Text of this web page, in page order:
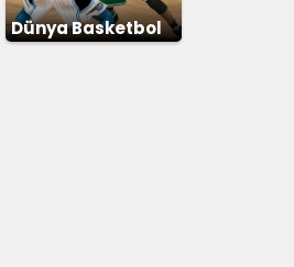
Dünya Basketbol